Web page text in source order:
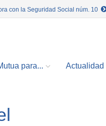
con la Seguridad Social núm. 10
para... Actualidad